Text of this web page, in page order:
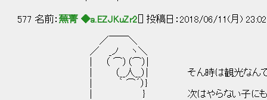
577 名前： 蕪菁 ◆a.EZJKuZr2 [] 投稿日：2018/06/11(月)
／￣￣＼
／ _ノ ヽ＼
| （ ⌒）（⌒）|
| （__人__）| そん時は観光なんてする余
| ｀ ⌒´）}
| } 次はやらない子にも、ゆっくり都